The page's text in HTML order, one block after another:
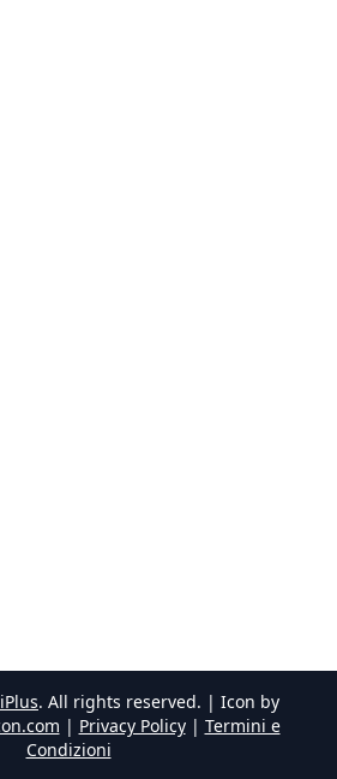
. All rights reserved. | Icon by
| Privacy Policy| Termini e
Condizioni